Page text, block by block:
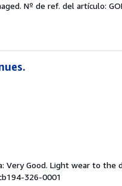
Nº de ref. del artículo:
Very Good. Light wear to
326-0001